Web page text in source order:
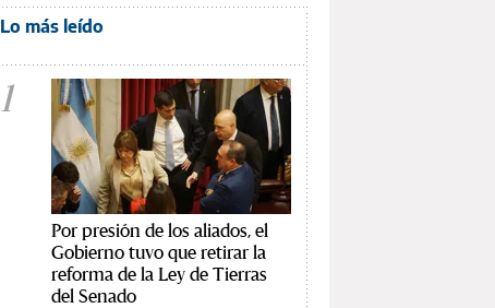
Lo más leído
1
Por presión de los aliados, el
Gobierno tuvo que retirar la
reforma de la Ley de Tierras
del Senado